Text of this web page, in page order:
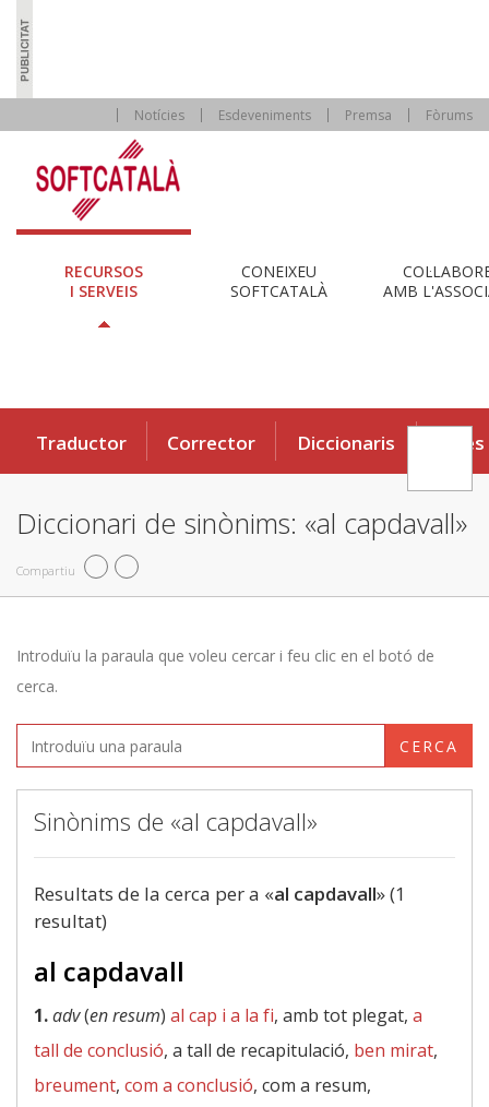
Notícies Esdeveniments Premsa Fòrums
RECURSOS
I SERVEIS
CONEIXEU
SOFTCATALÀ
AMB
Traductor Corrector Diccionaris Eines
Diccionari de sinònims: «al capdavall»
Compartiu
Introduïu la paraula que voleu cercar i feu clic en el botó de
cerca.
CERCA
Sinònims de «al capdavall»
Resultats de la cerca per a «al capdavall» (1
resultat)
al capdavall
1.adv(en resum) al cap i a la fi, amb tot plegat, a
tall de conclusió, a tall de recapitulació, ben mirat,
breument, com a conclusió, com a resum,